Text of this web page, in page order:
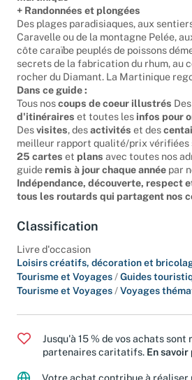
Martinique
+ Randonnées et plongées
Des plages paradisiaques, aux
Caravelle ou de la montagne Pelée,
côte caraïbe peuplés de poissons
secrets de la fabrication du rhum, au
rocher du Diamant. La Martinique
Dans ce guide :
Tous noscoups de coeur illustrés
d'itinéraireset toutes lesinfos pour
Desvisites, desactivitéset des
meilleur rapport qualité/prix vérifiées
25 cartesetplansavec toutes nos
guideremis à jour chaque annéepar
Indépendance, découverte, respect
tous les routards qui partagent nos
Classification
Livre d'occasion
Loisirs créatifs, décoration et
Tourisme et Voyages /Guides
Jusqu'à 15 % de vos achats sont
partenaires caritatifs.
En savoir